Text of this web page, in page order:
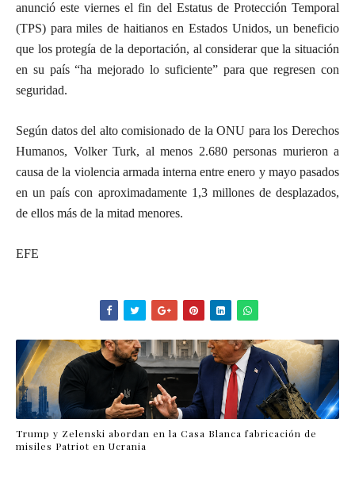
anunció este viernes el fin del Estatus de Protección Temporal
(TPS) para miles de haitianos en Estados Unidos, un beneficio
que los protegía de la deportación, al considerar que la situación
en su país “ha mejorado lo suficiente” para que regresen con
seguridad.
Según datos del alto comisionado de la ONU para los Derechos
Humanos, Volker Turk, al menos 2.680 personas murieron a
causa de la violencia armada interna entre enero y mayo pasados
en un país con aproximadamente 1,3 millones de desplazados,
de ellos más de la mitad menores.
EFE
Trump y Zelenski abordan en la Casa Blanca fabricación de
misiles Patriot en Ucrania